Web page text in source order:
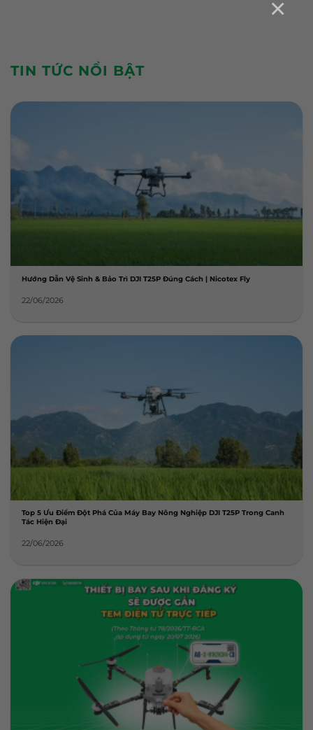
×
TIN TỨC NỔI BẬT
Hướng Dẫn Vệ Sinh & Bảo Trì DJI T25P Đúng Cách | Nicotex Fly
22/06/2026
Top 5 Ưu Điểm Đột Phá Của Máy Bay Nông Nghiệp DJI T25P Trong Canh
Tác Hiện Đại
22/06/2026